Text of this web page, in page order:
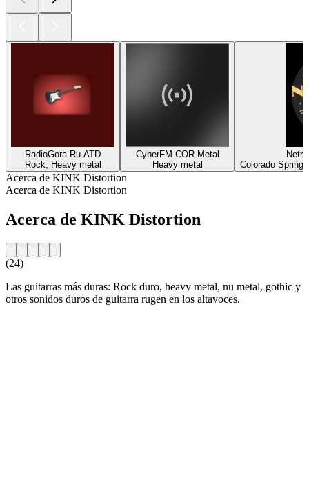
RadioGora.Ru ATD
Rock, Heavy metal
CyberFM COR Metal
Heavy metal
Colorado
Acerca de KINK Distortion
Acerca de KINK Distortion
Acerca de KINK Distortion
(24)
Las guitarras más duras: Rock duro, heavy metal, nu metal, gothic y
otros sonidos duros de guitarra rugen en los altavoces.